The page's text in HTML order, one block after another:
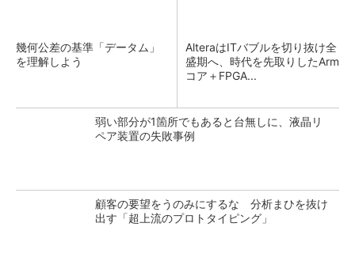
幾何公差の基準「データム」
を理解しよう
AlteraはITバブルを切り抜け全
盛期へ、時代を先取りしたArm
コア＋FPGA...
弱い部分が1箇所でもあると台無しに、液晶リ
ペア装置の失敗事例
顧客の要望をうのみにするな 分析まひを抜け
出す「超上流のプロトタイピング」